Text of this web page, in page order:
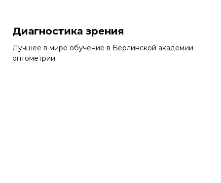
Диагностика зрения
Лучшее в мире обучение в Берлинской академии
оптометрии